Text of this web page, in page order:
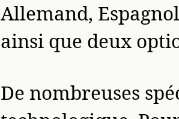
Allemand,
ainsi que deux
De nombreuses